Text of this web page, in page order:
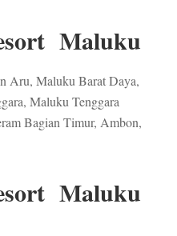
Maluku
Aru, Maluku Barat Daya,
Maluku Tenggara
Bagian Timur, Ambon,
Maluku